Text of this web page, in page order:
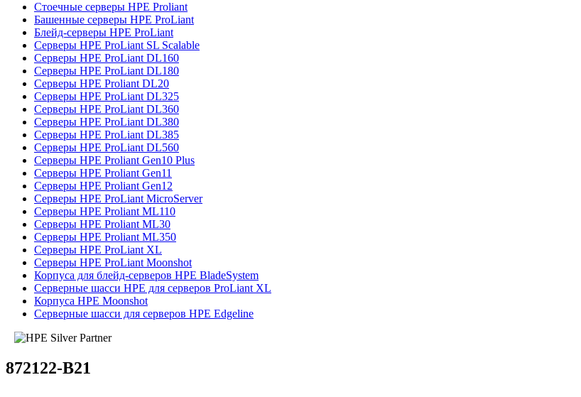
Стоечные серверы HPE Proliant
Башенные серверы HPE ProLiant
Блейд-серверы HPE ProLiant
Серверы HPE ProLiant SL Scalable
Серверы HPE ProLiant DL160
Серверы HPE ProLiant DL180
Серверы HPE Proliant DL20
Серверы HPE ProLiant DL325
Серверы HPE ProLiant DL360
Серверы HPE ProLiant DL380
Серверы HPE ProLiant DL385
Серверы HPE ProLiant DL560
Серверы HPE Proliant Gen10 Plus
Серверы HPE Proliant Gen11
Серверы HPE Proliant Gen12
Серверы HPE ProLiant MicroServer
Серверы HPE Proliant ML110
Серверы HPE Proliant ML30
Серверы HPE Proliant ML350
Серверы HPE ProLiant XL
Серверы HPE ProLiant Moonshot
Корпуса для блейд-серверов HPE BladeSystem
Серверные шасси HPE для серверов ProLiant XL
Корпуса HPE Moonshot
Серверные шасси для серверов HPE Edgeline
872122-B21